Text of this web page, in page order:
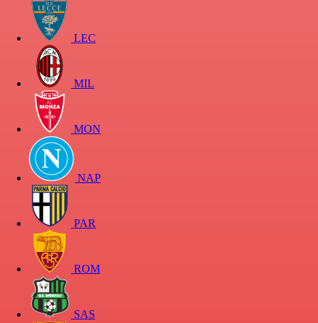
LEC
MIL
MON
NAP
PAR
ROM
SAS